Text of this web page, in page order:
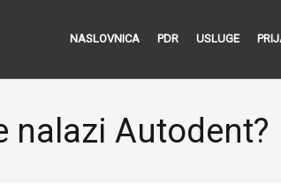
NASLOVNICA PDR USLUGE
nalazi Autodent?